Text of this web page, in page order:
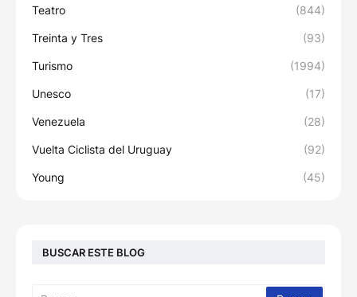
Teatro (844)
Treinta y Tres (93)
Turismo (1994)
Unesco (17)
Venezuela (28)
Vuelta Ciclista del Uruguay (92)
Young (45)
BUSCAR ESTE BLOG